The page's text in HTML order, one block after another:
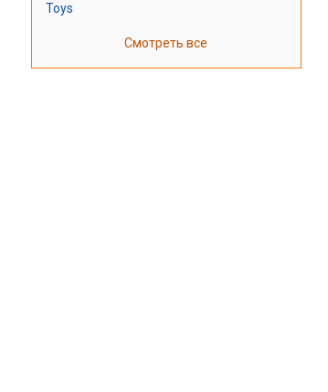
Toys
Смотреть все